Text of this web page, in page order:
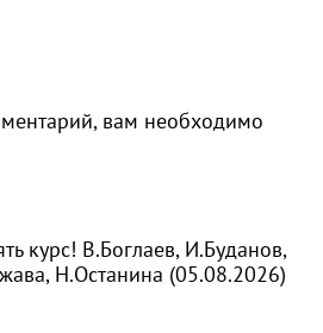
вам необходимо
курс! В.Боглаев, И.Буданов,
Н.Останина (05.08.2026)